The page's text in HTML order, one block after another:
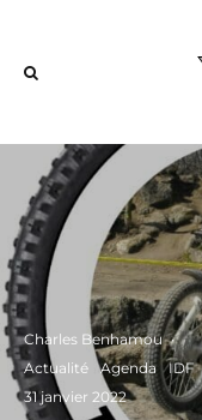
Charles Benhamou ·
Actualité
Agenda IDF
31 janvier 2022